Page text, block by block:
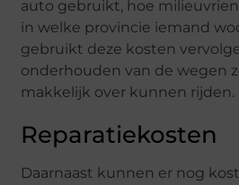
auto gebruikt, hoe
in welke provincie iemand
gebruikt deze kosten
onderhouden van de wegen
makkelijk over kunnen rijden.
Reparatiekosten
Daarnaast kunnen er nog